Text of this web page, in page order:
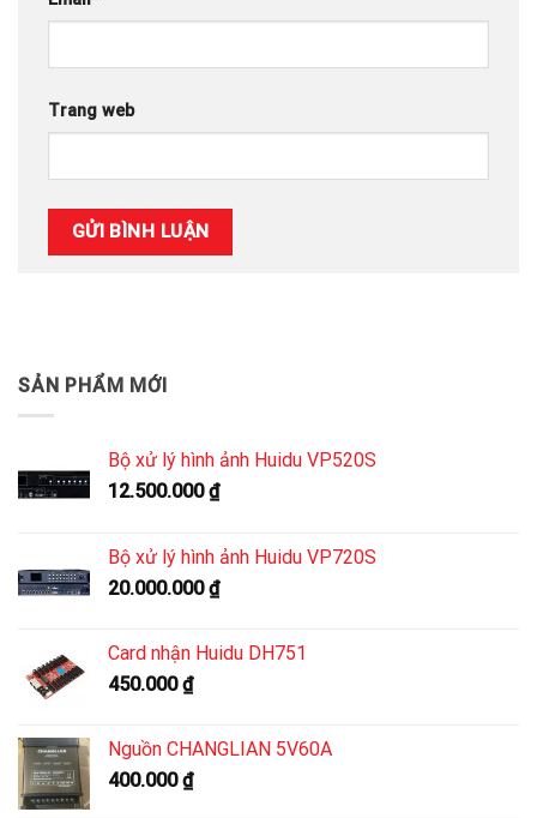
Trang web
SẢN PHẨM MỚI
Bộ xử lý hình ảnh Huidu VP520S
12.500.000₫
Bộ xử lý hình ảnh Huidu VP720S
20.000.000₫
Card nhận Huidu DH751
450.000₫
Nguồn CHANGLIAN 5V60A
400.000₫